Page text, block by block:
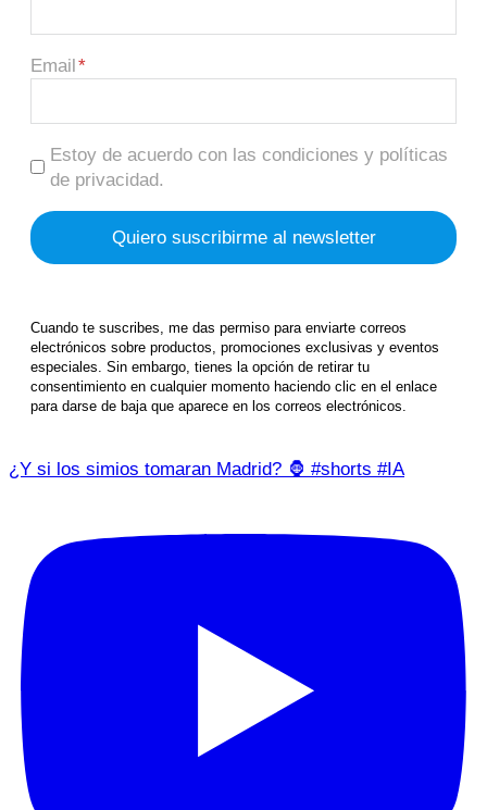
Email
Estoy de acuerdo con las condiciones y políticas
de privacidad.
Cuando te suscribes, me das permiso para enviarte correos
electrónicos sobre productos, promociones exclusivas y eventos
especiales. Sin embargo, tienes la opción de retirar tu
consentimiento en cualquier momento haciendo clic en el enlace
para darse de baja que aparece en los correos electrónicos.
¿Y si los simios tomaran Madrid? 🦍 #shorts #IA